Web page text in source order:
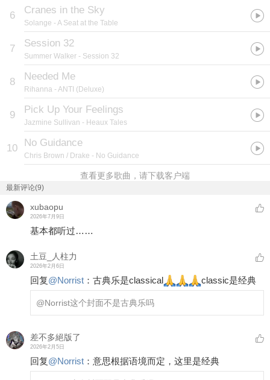
6 Cranes in the Sky
Solange - A Seat at the Table
7 Session 32
Summer Walker - Session 32
8 Needed Me
Rihanna - ANTI (Deluxe)
9 Pick Up Your Feelings
Jazmine Sullivan - Heaux Tales
10 No Guidance
Chris Brown / Drake - No Guidance
查看更多歌曲，请下载客户端
最新评论(9)
xubaopu
2026年7月9日
基本都听过……
土豆_人柱力
2026年2月6日
回复@Norrist ： 古典乐是classical classic是经典
@Norrist这个封面不是古典乐吗
差不多絕版了
2026年2月5日
回复@Norrist ： 意思根据语境而定，这里是经典